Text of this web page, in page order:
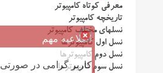
معرفی کوتاه کامپیوتر
تاریخچه کامپیوتر
نسلهای مختلف کامپیوتر
نسل اول کامپیوترها
نسل دوم کامپیوترها
نسل سوم کامپیوترها
اطلاعیه مهم
کاربر گرامی در